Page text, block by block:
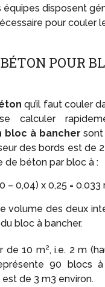
équipes disposent
pour couler
POUR
qu’il faut couler
calculer
bloc à bancher sont
des bords est de
de béton par bloc à :
– 0,04) x 0,25 = 0.033
volume des deux
bloc à bancher.
de 10 m², i.e. 2 m
90 blocs
de 3 m3 environ.